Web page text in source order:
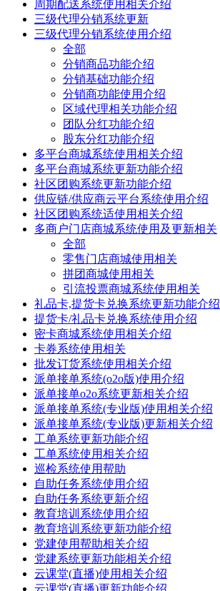
周期配送系统使用相关介绍
三级代理分销系统更新
三级代理分销系统使用介绍
全部
分销商品功能介绍
分销基础功能介绍
分销商功能使用介绍
区域代理相关功能介绍
团队分红功能介绍
股东分红功能介绍
多平台商城系统使用相关介绍
多平台商城系统更新功能介绍
社区团购系统更新功能介绍
供应链/供应商云平台系统使用介绍
社区团购系统适使用相关介绍
多商户门店商城系统使用及更新相关
全部
零售门店商城使用相关
拼团商城使用相关
引流投票商城系统使用相关
礼品卡,提货卡兑换系统更新功能介绍
提货卡/礼品卡兑换系统使用介绍
密卡商城系统使用相关介绍
卡券系统使用相关
批发订货系统使用相关介绍
派单接单系统(o2o版)使用介绍
派单接单o2o系统更新相关介绍
派单接单系统(专业版)使用相关介绍
派单接单系统(专业版)更新相关介绍
工单系统更新功能介绍
工单系统使用相关介绍
巡检系统使用帮助
自助任务系统使用介绍
自助任务系统更新介绍
教育培训系统使用介绍
教育培训系统更新功能介绍
党建使用帮助相关介绍
党建系统更新功能相关介绍
云课堂(直播)使用相关介绍
云课堂(直播)更新功能介绍